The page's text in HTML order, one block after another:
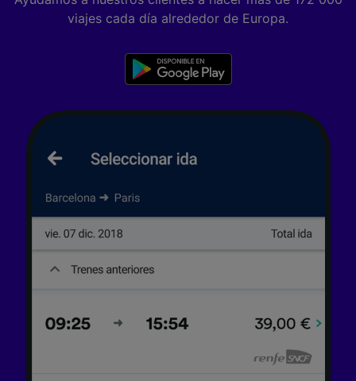
viajes cada día alrededor de Europa.
Lista de asociados (proveedores)